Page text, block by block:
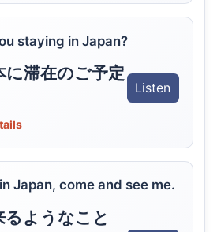
staying in Japan?
に滞在のご予定
Listen
Japan, come and see me.
るようなこと